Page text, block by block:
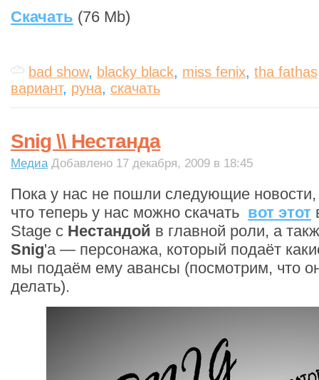
Скачать (76 Mb)
bad show, blacky black, miss fenix, tha fathas
вариант, руна, скачать
Snig \\ Нестанда
МедиаДобавлено 17 декабря, 2009 в 18:45
Пока у нас не пошли следующие
что теперь у нас можно скачать вот этот
Stage c Нестандой в главной роли, а
Snig'a — персонажа, который подаёт
мы подаём ему авансы (посмотрим, что
делать).